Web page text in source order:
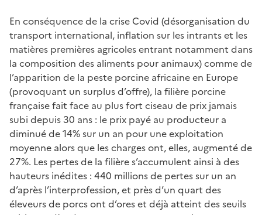
En conséquence de la crise Covid (désorganisation du
transport international, inflation sur les intrants et les
matières premières agricoles entrant notamment dans
la composition des aliments pour animaux) comme de
l’apparition de la peste porcine africaine en Europe
(provoquant un surplus d’offre), la filière porcine
française fait face au plus fort ciseau de prix jamais
subi depuis 30 ans : le prix payé au producteur a
diminué de 14% sur un an pour une exploitation
moyenne alors que les charges ont, elles, augmenté de
27%. Les pertes de la filière s’accumulent ainsi à des
hauteurs inédites : 440 millions de pertes sur un an
d’après l’interprofession, et près d’un quart des
éleveurs de porcs ont d’ores et déjà atteint des seuils